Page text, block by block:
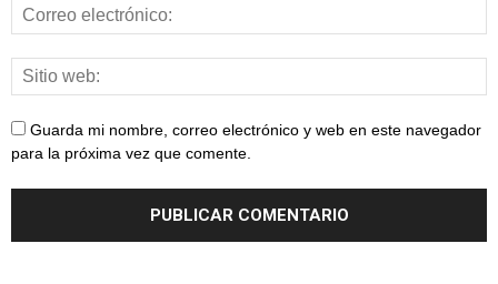
Guarda mi nombre, correo electrónico y web en este navegador
para la próxima vez que comente.